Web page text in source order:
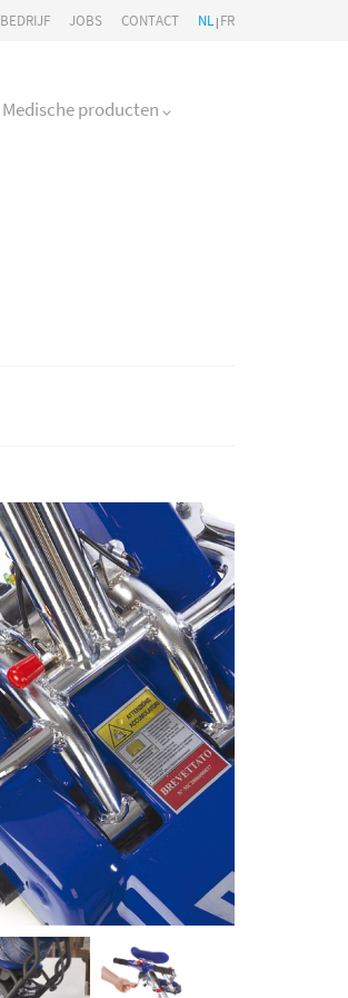
BEDRIJF JOBS CONTACT NL | FR
Medische producten